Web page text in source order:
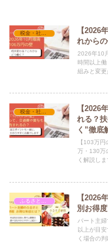
【2026
れから
2026年10
時間以上
組みと変更
【2026
れる？
く”徹底
【103万
万・130万
く解説しま
【2026
別お得
パート主
以上が目
く場合の